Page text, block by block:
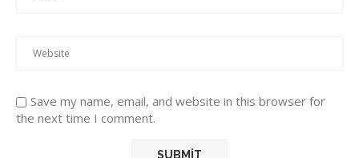
Save my name, email, and website in this browser for
the next time I comment.